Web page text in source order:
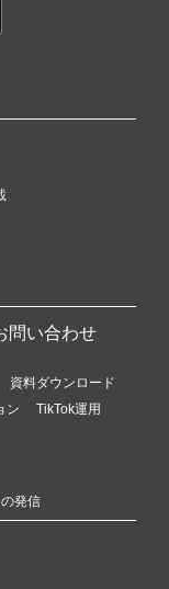
問い合わせ
資料ダウンロード
ン
TikTok運用
発信